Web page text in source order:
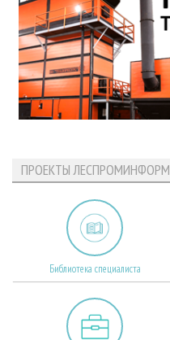
ПРОЕКТЫ ЛЕСПРОМИНФОРМ
Библиотека специалиста